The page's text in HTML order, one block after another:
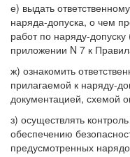
е) выдать
наряда-допуска, о чем
работ по наряду-
приложении N 7 к
ж) ознакомить
прилагаемой к наряду-
документацией, схемой
з) осуществлять
обеспечению
предусмотренных